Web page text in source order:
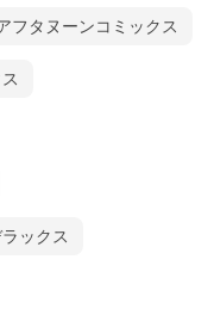
フタヌーンコミックス
ックス